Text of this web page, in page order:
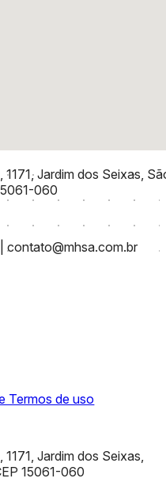
Jardim dos Seixas,
060
contato@mhsa.com.br
Termos de uso
Jardim dos Seixas,
15061-060